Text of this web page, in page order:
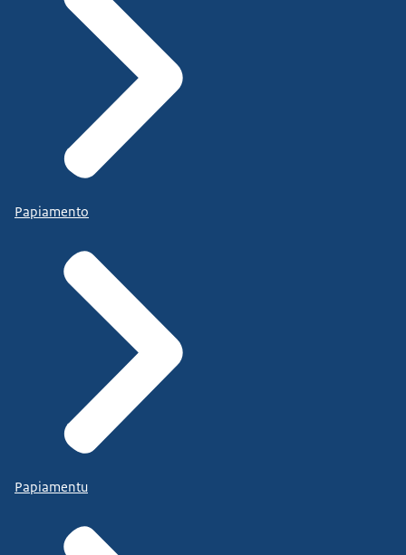
Papiamento
Papiamentu